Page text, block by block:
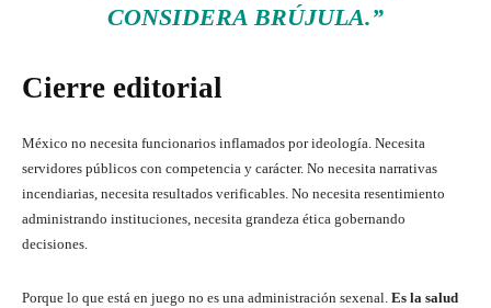
CONSIDERA BRÚJULA.”
Cierre editorial
México no necesita funcionarios inflamados por ideología. Necesita
servidores públicos con competencia y carácter. No necesita narrativas
incendiarias, necesita resultados verificables. No necesita resentimiento
administrando instituciones, necesita grandeza ética gobernando
decisiones.
Porque lo que está en juego no es una administración sexenal. Es la salud